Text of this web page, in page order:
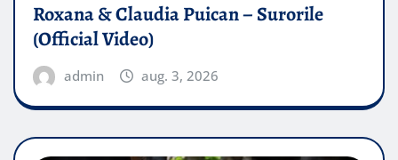
Roxana & Claudia Puican – Surorile
(Official Video)
admin aug. 3, 2026